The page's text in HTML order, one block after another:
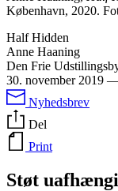
København, 2020.
Half Hidden
Anne Haaning
Den Frie
30. november 2019
Nyhedsbrev
Del
Print
Støt